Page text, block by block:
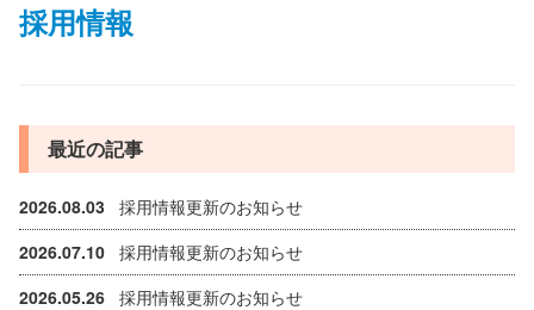
所長紹介
理念と支援方針
個人情報について
採用情報
最近の記事
2026.08.03 採用情報更新のお知らせ
2026.07.10 採用情報更新のお知らせ
2026.05.26 採用情報更新のお知らせ